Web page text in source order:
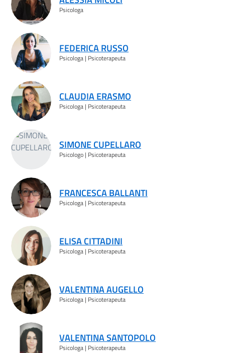
Psicologa
FEDERICA RUSSO
Psicologa | Psicoterapeuta
CLAUDIA ERASMO
Psicologa | Psicoterapeuta
SIMONE CUPELLARO
Psicologo | Psicoterapeuta
FRANCESCA BALLANTI
Psicologa | Psicoterapeuta
ELISA CITTADINI
Psicologa | Psicoterapeuta
VALENTINA AUGELLO
Psicologa | Psicoterapeuta
VALENTINA SANTOPOLO
Psicologa | Psicoterapeuta